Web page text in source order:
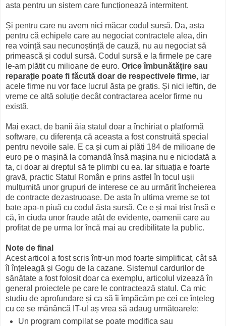
asta pentru un sistem care funcționează intermitent.
Și pentru care nu avem nici măcar codul sursă. Da, asta
pentru că echipele care au negociat contractele alea, din
rea voință sau necunoștință de cauză, nu au negociat să
primească și codul sursă. Codul sursă e la firmele pe care
le-am plătit cu milioane de euro. Orice îmbunătățire sau
reparație poate fi făcută doar de respectivele firme, iar
acele firme nu vor face lucrul ăsta pe gratis. Și nici ieftin, de
vreme ce altă soluție decât contractarea acelor firme nu
există.
Mai exact, de banii ăia statul doar a închiriat o platformă
software, cu diferența că aceasta a fost construită special
pentru nevoile sale. E ca și cum ai plăti 184 de milioane de
euro pe o mașină la comandă însă mașina nu e niciodată a
ta, ci doar ai dreptul să te plimbi cu ea. Iar situația e foarte
gravă, practic Statul Român e prins astfel în tocul ușii
mulțumită unor grupuri de interese ce au urmărit încheierea
de contracte dezastruoase. De asta în ultima vreme se tot
bate apa-n piuă cu codul ăsta sursă. Ce e și mai trist însă e
că, în ciuda unor fraude atât de evidente, oamenii care au
profitat de pe urma lor încă mai au credibilitate la public.
Note de final
Acest articol a fost scris într-un mod foarte simplificat, cât să
îl înțeleagă și Gogu de la cazane. Sistemul cardurilor de
sănătate a fost folosit doar ca exemplu, articolul vizează în
general proiectele pe care le contractează statul. Ca mic
studiu de aprofundare și ca să îi împăcăm pe cei ce înțeleg
cu ce se mănâncă IT-ul aș vrea să adaug următoarele:
Un program compilat se poate modifica sau